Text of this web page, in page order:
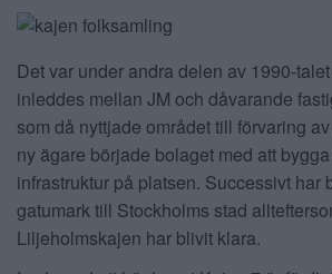
Det var under andra delen av 1990-
inleddes mellan JM och dåvarande
som då nyttjade området till förvaring
ny ägare började bolaget med att
infrastruktur på platsen. Successivt
gatumark till Stockholms stad
Liljeholmskajen har blivit klara.